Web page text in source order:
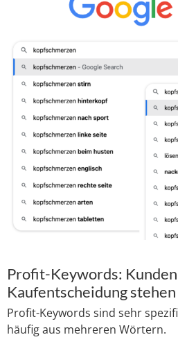
Profit-Keywords:
Kaufentscheidung stehen
Profit-Keywords sind sehr
häufig aus mehreren Wörtern.